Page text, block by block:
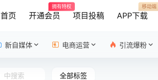
首页 开通会员
拥有特权
项目投稿 APP下载
移动端
新自媒体 电商运营 引流爆粉
全部标签